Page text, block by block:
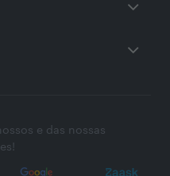
e das nossas